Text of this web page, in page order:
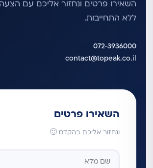
השאירו פרטים ונחזור אליכם עם
ללא התחייבות.
072-3936000
contact@topeak.co.il
השאירו פרטים
ונחזור אליכם בהקדם 🙂